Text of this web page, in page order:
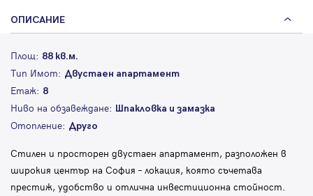
ОПИСАНИЕ
Площ: 88 кв.м.
Тип Имот: Двустаен апартамент
Етаж: 8
Ниво на обзавеждане: Шпакловка и замазка
Отопление: Друго
Стилен и просторен двустаен апартамент, разположен в
широкия център на София – локация, която съчетава
престиж, удобство и отлична инвестиционна стойност.